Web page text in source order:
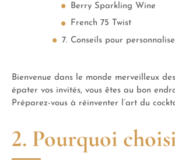
Berry Sparkling Wine
French 75 Twist
7. Conseils pour
Bienvenue dans le monde merveilleux des
épater vos invités, vous êtes au bon
Préparez-vous à réinventer l’art du
2. Pourquoi